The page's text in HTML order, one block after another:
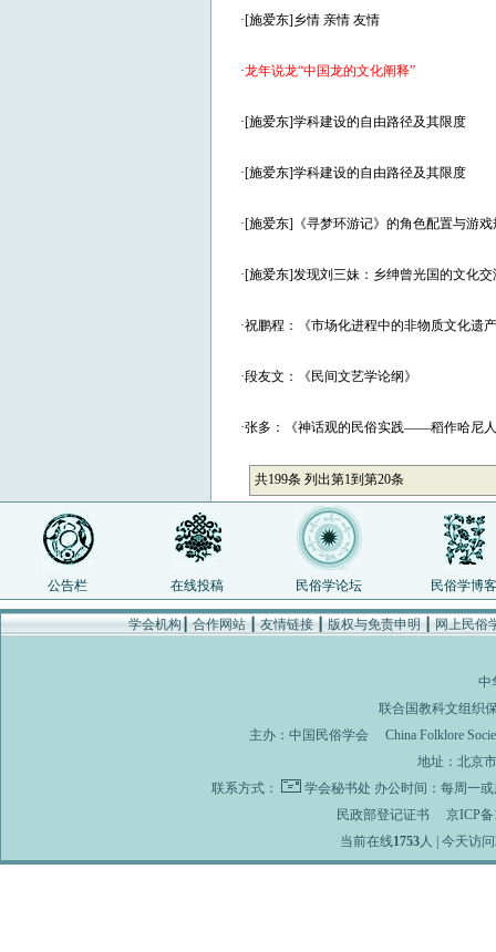
·[施爱东]乡情 亲情 友情
·龙年说龙“中国龙的文化阐释”
·[施爱东]学科建设的自由路径及其限度
·[施爱东]学科建设的自由路径及其限度
·[施爱东]《寻梦环游记》的角色配置与游戏
·[施爱东]发现刘三妹：乡绅曾光国的文化交
·祝鹏程：《市场化进程中的非物质文化遗
·段友文：《民间文艺学论纲》
·张多：《神话观的民俗实践——稻作哈尼
共199条 列出第1到第20条
公告栏 在线投稿 民俗学论坛 民俗学博客
学会机构┃合作网站┃友情链接┃版权与免责申明┃网上民俗
中
联合国教科文组织
主办： 中国民俗学会
China Folklore
地址：北京
联系方式：
学会秘书处 办公时间：每周一
民政部登记证书
京ICP备
当前在线1753人 | 今天访问